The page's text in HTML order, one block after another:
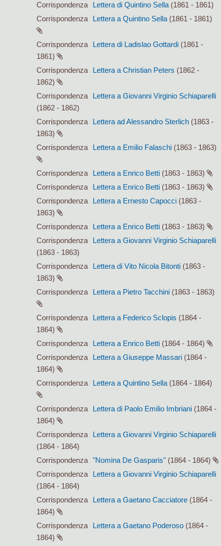
Corrispondenza
Lettera di Quintino Sella (1861 - 1861)
Corrispondenza
Lettera a Quintino Sella (1861 - 1861)
Corrispondenza Lettera di Ladislao Gottardi (1861 -
1861)
Corrispondenza
Lettera a Christian Peters (1862 -
1862)
Corrispondenza
Lettera a Giovanni Virginio Schiaparelli
(1862 - 1862)
Corrispondenza
Lettera ad Alessandro Sterlich (1863 -
1863)
Corrispondenza
Lettera a Emilio Falaschi (1863 - 1863)
Corrispondenza Lettera a Enrico Betti (1863 - 1863)
Corrispondenza
Lettera a Enrico Betti (1863 - 1863)
Corrispondenza
Lettera a Ernesto Capocci (1863 -
1863)
Corrispondenza
Lettera a Enrico Betti (1863 - 1863)
Corrispondenza
Lettera a Giovanni Virginio Schiaparelli
(1863 - 1863)
Corrispondenza
Lettera di Vito Nicola Bitonti (1863 -
1863)
Corrispondenza
Lettera a Pietro Tacchini (1863 - 1863)
Corrispondenza Lettera a Federico Sclopis (1864 -
1864)
Corrispondenza
Lettera a Enrico Betti (1864 - 1864)
Corrispondenza
Lettera a Giuseppe Massari (1864 -
1864)
Corrispondenza
Lettera a Quintino Sella (1864 - 1864)
Corrispondenza Lettera di Paolo Emilio Imbriani (1864 -
1864)
Corrispondenza
Lettera a Giovanni Virginio Schiaparelli
(1864 - 1864)
Corrispondenza
"Nomina De Gasparis" (1864 - 1864)
Corrispondenza
Lettera a Giovanni Virginio Schiaparelli
(1864 - 1864)
Corrispondenza
Lettera a Gaetano Cacciatore (1864 -
1864)
Corrispondenza
Lettera a Gaetano Poderoso (1864 -
1864)